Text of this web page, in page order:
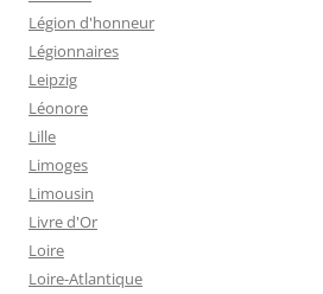
Légion d'honneur
Légionnaires
Leipzig
Léonore
Lille
Limoges
Limousin
Livre d'Or
Loire
Loire-Atlantique